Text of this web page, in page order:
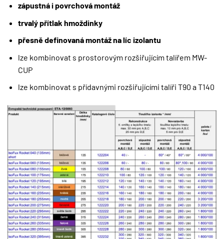
zápustná i povrchová montáž
trvalý přítlak hmoždinky
přesně definovaná montáž na líc izolantu
lze kombinovat s prostorovým rozšiřujícím talířem MW-
CUP
lze kombinovat s přídavnými rozšiřujícími talíři T90 a T140